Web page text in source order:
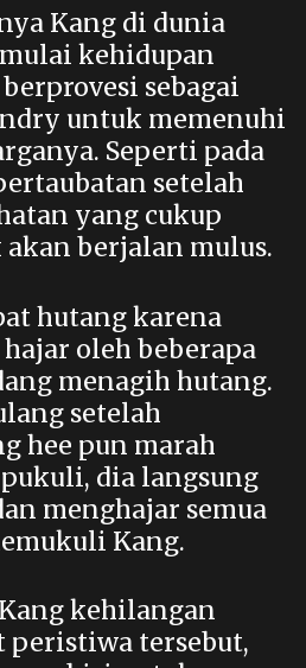
Kang di dunia
kehidupan
sebagai
untuk memenuhi
Seperti pada
setelah
yang cukup
berjalan mulus.
hutang karena
oleh beberapa
menagih hutang.
setelah
hee pun marah
dia langsung
menghajar semua
Kang.
kehilangan
tersebut,